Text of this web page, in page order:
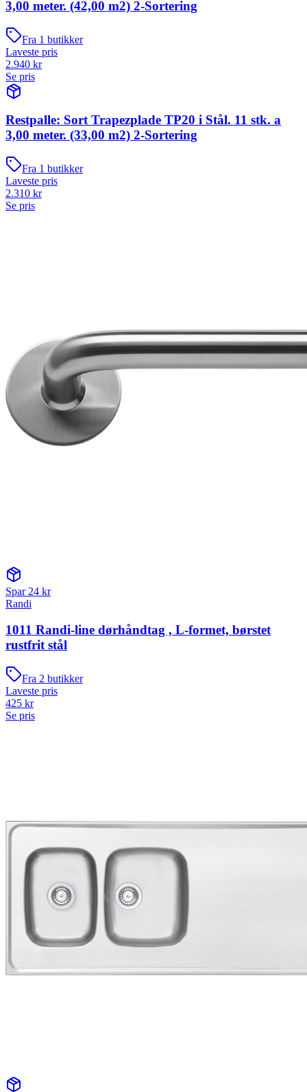
3,00 meter. (42,00 m2) 2-Sortering
Fra 1 butikker
Laveste pris
2.940 kr
Se pris
Restpalle: Sort Trapezplade TP20 i Stål. 11 stk. a
3,00 meter. (33,00 m2) 2-Sortering
Fra 1 butikker
Laveste pris
2.310 kr
Se pris
Spar 24 kr
Randi
1011 Randi-line dørhåndtag , L-formet, børstet
rustfrit stål
Fra 2 butikker
Laveste pris
425 kr
Se pris